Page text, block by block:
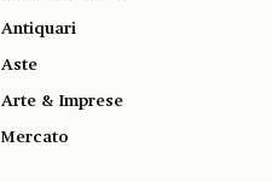
Antiquari
Aste
Arte & Imprese
Mercato